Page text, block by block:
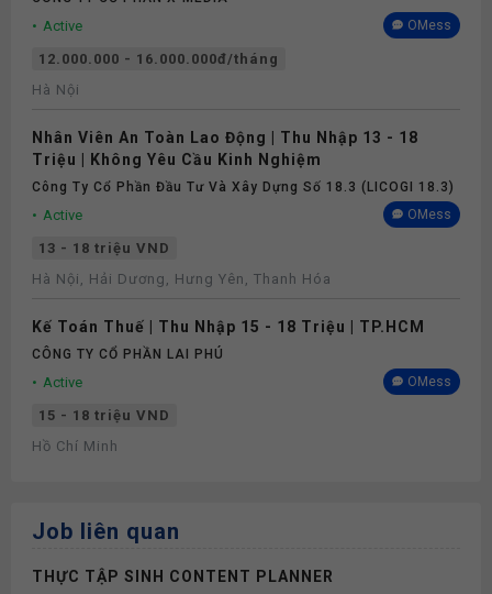
Active OMess
12.000.000 - 16.000.000đ/tháng
Hà Nội
Nhân Viên An Toàn Lao Động | Thu Nhập 13 - 18
Triệu | Không Yêu Cầu Kinh Nghiệm
Công Ty Cổ Phần Đầu Tư Và Xây Dựng Số 18.3 (LICOGI 18.3)
Active OMess
13 - 18 triệu VND
Hà Nội, Hải Dương, Hưng Yên, Thanh Hóa
Kế Toán Thuế | Thu Nhập 15 - 18 Triệu | TP.HCM
CÔNG TY CỔ PHẦN LAI PHÚ
Active OMess
15 - 18 triệu VND
Hồ Chí Minh
Job liên quan
THỰC TẬP SINH CONTENT PLANNER